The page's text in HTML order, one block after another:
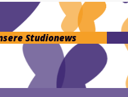
Studionews